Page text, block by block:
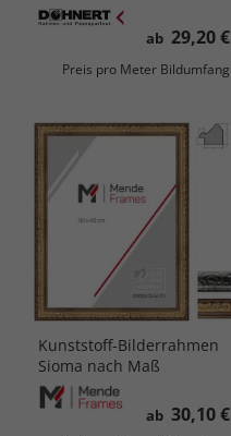
ab 29,20 €
Preis pro Meter Bildumfang
Kunststoff-Bilderrahmen
Sioma nach Maß
ab 30,10 €